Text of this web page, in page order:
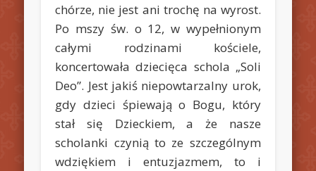
chórze, nie jest ani trochę na wyrost.
Po mszy św. o 12, w wypełnionym
całymi rodzinami kościele,
koncertowała dziecięca schola „Soli
Deo”. Jest jakiś niepowtarzalny urok,
gdy dzieci śpiewają o Bogu, który
stał się Dzieckiem, a że nasze
scholanki czynią to ze szczególnym
wdziękiem i entuzjazmem, to i